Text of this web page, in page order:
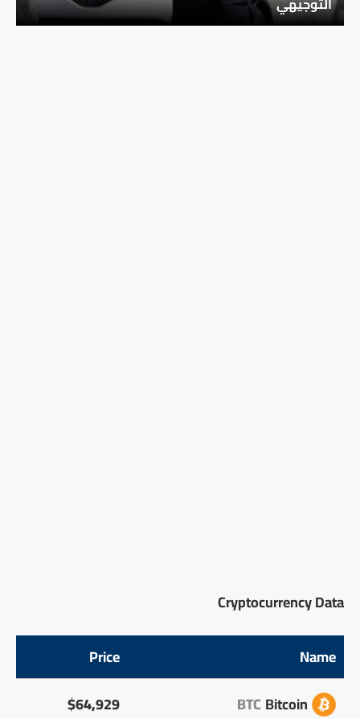
Cryptocurrency Data
Name
Price
Bitcoin
BTC
$64,929